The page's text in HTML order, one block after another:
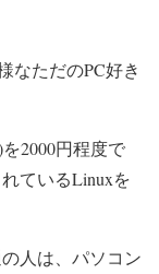
なただのPC好き
2000円程度で
ているLinuxを
人は、パソコン